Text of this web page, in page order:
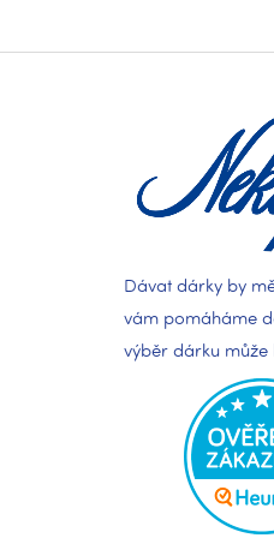
p
Dávat dárky by
vám pomáháme
výběr dárku může